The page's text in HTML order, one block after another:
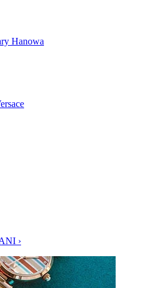
Hanowa
›